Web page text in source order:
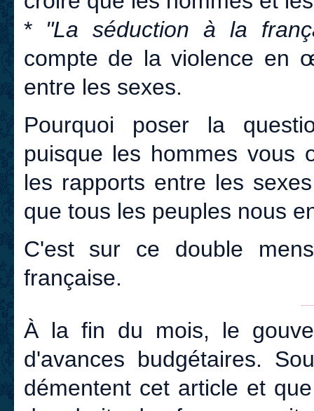
* "La séduction à la
compte de la violence en
entre les sexes.
Pourquoi poser la
puisque les hommes vous
les rapports entre les
que tous les peuples nous
C'est sur ce double
française.
À la fin du mois, le
d'avances budgétaires.
démentent cet article et